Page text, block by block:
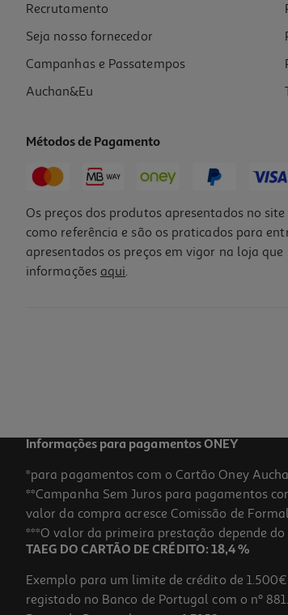
19,99 €
Recrutamento
Seja nosso fornecedor
Campanhas e Passatempos
Auchan&Eu
Métodos de Pagamento
Os preços dos produtos apresentados no
como referência e são os praticados para
apresentados os preços em vigor na loja
informações aqui.
Informações para pagamentos ONEY
*para pagamentos com o Cartão Oney
**Campanha Sem Juros para pagamentos
valor da compra acresce Comissão de
***O valor da primeira prestação depende
TAEG DO CARTÃO DE CRÉDITO: 18,4 %
Exemplo para um limite de crédito de
registado no Banco de Portugal com o nº